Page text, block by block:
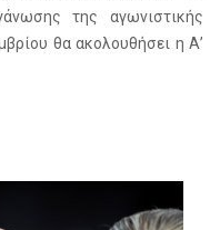
της αγωνιστικής
θα ακολουθήσει η Α’